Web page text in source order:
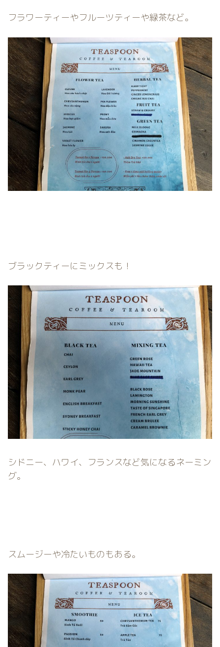
フラワーティーやフルーツティーや緑茶など。
ブラックティーにミックスも！
シドニー、ハワイ、フランスなど気になるネーミン
グ。
スムージーや冷たいものもある。